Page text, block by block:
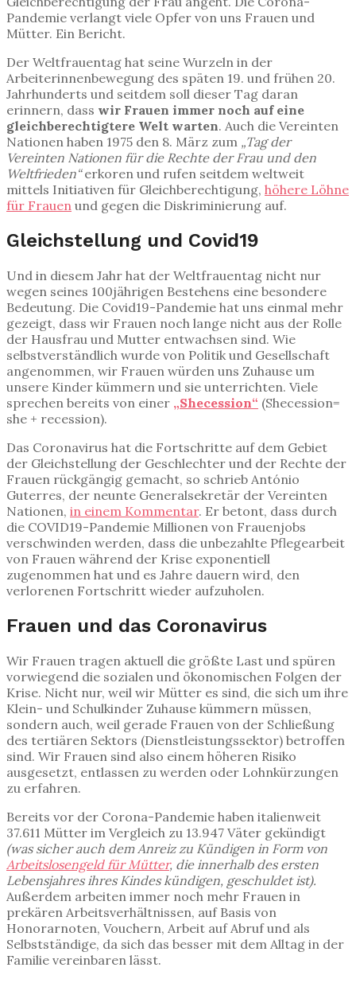
Pandemie verlangt viele Opfer von uns Frauen und
Mütter. Ein Bericht.
Der Weltfrauentag hat seine Wurzeln in der
Arbeiterinnenbewegung des späten 19. und frühen 20.
Jahrhunderts und seitdem soll dieser Tag daran
erinnern, dass wir Frauen immer noch auf eine
gleichberechtigtere Welt warten. Auch die Vereinten
Nationen haben 1975 den 8. März zum „Tag der
Vereinten Nationen für die Rechte der Frau und den
Weltfrieden“erkoren und rufen seitdem weltweit
mittels Initiativen für Gleichberechtigung, höhere Löhne
für Frauen und gegen die Diskriminierung auf.
Gleichstellung und Covid19
Und in diesem Jahr hat der Weltfrauentag nicht nur
wegen seines 100jährigen Bestehens eine besondere
Bedeutung. Die Covid19-Pandemie hat uns einmal mehr
gezeigt, dass wir Frauen noch lange nicht aus der Rolle
der Hausfrau und Mutter entwachsen sind. Wie
selbstverständlich wurde von Politik und Gesellschaft
angenommen, wir Frauen würden uns Zuhause um
unsere Kinder kümmern und sie unterrichten. Viele
sprechen bereits von einer „Shecession“ (Shecession=
she + recession).
Das Coronavirus hat die Fortschritte auf dem Gebiet
der Gleichstellung der Geschlechter und der Rechte der
Frauen rückgängig gemacht, so schrieb António
Guterres, der neunte Generalsekretär der Vereinten
Nationen, in einem Kommentar. Er betont, dass durch
die COVID19-Pandemie Millionen von Frauenjobs
verschwinden werden, dass die unbezahlte Pflegearbeit
von Frauen während der Krise exponentiell
zugenommen hat und es Jahre dauern wird, den
verlorenen Fortschritt wieder aufzuholen.
Frauen und das Coronavirus
Wir Frauen tragen aktuell die größte Last und spüren
vorwiegend die sozialen und ökonomischen Folgen der
Krise. Nicht nur, weil wir Mütter es sind, die sich um ihre
Klein- und Schulkinder Zuhause kümmern müssen,
sondern auch, weil gerade Frauen von der Schließung
des tertiären Sektors (Dienstleistungssektor) betroffen
sind. Wir Frauen sind also einem höheren Risiko
ausgesetzt, entlassen zu werden oder Lohnkürzungen
zu erfahren.
Bereits vor der Corona-Pandemie haben italienweit
37.611 Mütter im Vergleich zu 13.947 Väter gekündigt
(was sicher auch dem Anreiz zu Kündigen in Form von
Arbeitslosengeld für Mütter, die innerhalb des ersten
Lebensjahres ihres Kindes kündigen, geschuldet ist).
Außerdem arbeiten immer noch mehr Frauen in
prekären Arbeitsverhältnissen, auf Basis von
Honorarnoten, Vouchern, Arbeit auf Abruf und als
Selbstständige, da sich das besser mit dem Alltag in der
Familie vereinbaren lässt.